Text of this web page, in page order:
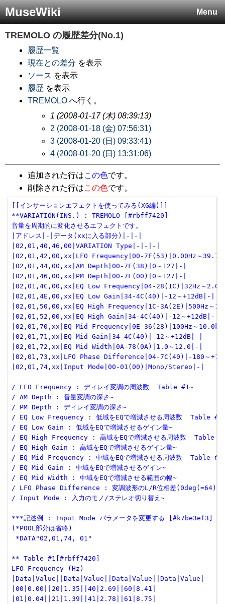
Menu
MuseWiki
TREMOLO の履歴差分(No.1)
履歴一覧
現在との差分 を表示
ソース を表示
履歴 を表示
TREMOLO へ行く。
1 (2008-01-17 (木) 08:39:13)
2 (2008-01-18 (金) 07:56:31)
3 (2008-01-20 (日) 09:33:41)
4 (2008-01-20 (日) 13:31:06)
追加された行はこの色です。
削除された行はこの色です。
[[インサーションエフェクトを使ってみる(XG編)]]
**VARIATION(INS.) : TREMOLO [#rbff7420]
音量を周期的に変化させるエフェクトです。
|アドレス|-|データ(xxに入る部分)|-|-|
|02,01,40,46,00|VARIATION Type|-|-|-|
|02,01,42,00,xx|LFO Frequency|00-7F(53)|0.00Hz～
|02,01,44,00,xx|AM Depth|00-7F(38)|0～127|-|
|02,01,46,00,xx|PM Depth|00-7F(00)|0～127|-|
|02,01,4C,00,xx|EQ Low Frequency|04-28(1C)|32Hz～
|02,01,4E,00,xx|EQ Low Gain|34-4C(40)|-12～+12dB|-|
|02,01,50,00,xx|EQ High Frequency|1C-3A(2E)|500Hz～
|02,01,52,00,xx|EQ High Gain|34-4C(40)|-12～+12dB|-|
|02,01,70,xx|EQ Mid Frequency|0E-36(28)|100Hz～
|02,01,71,xx|EQ Mid Gain|34-4C(40)|-12～+12dB|-|
|02,01,72,xx|EQ Mid Width|0A-78(0A)|1.0～12.0|-|
|02,01,73,xx|LFO Phase Difference|04-7C(40)|-180～
|02,01,74,xx|Input Mode|00-01(00)|Mono/Stereo|-|
/ LFO Frequency : ディレイ変調の周波数  Table #1~
/ AM Depth : 音量変調の深さ~
/ PM Depth : ディレイ変調の深さ~
/ EQ Low Frequency : 低域をEQで増減させる周波数  Table
/ EQ Low Gain : 低域をEQで増減させるゲイン量~
/ EQ High Frequency : 高域をEQで増減させる周波数  Table
/ EQ High Gain : 高域をEQで増減させるゲイン量~
/ EQ Mid Frequency : 中域をEQで増減させる周波数  Table
/ EQ Mid Gain : 中域をEQで増減させるゲイン~
/ EQ Mid Width : 中域をEQで増減させる範囲の幅~
/ LFO Phase Difference : 変調波形のL/R位相差(0deg(=64)で
/ Input Mode : 入力のモノ/ステレオ切り替え~
***記述例 : Input Mode パラメータを変更する [#k7be3ef3]
(*POOL部分は省略)
*DATA"02,01,74, 01"
** Table #1[#rbff7420]
LFO Frequency (Hz)
|Data|Value||Data|Value||Data|Value||Data|Value|
|00|0.00||20|1.35||40|2.69||60|8.41|
|01|0.04||21|1.39||41|2.78||61|8.75|